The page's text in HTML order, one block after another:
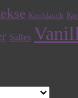
Knoblauch
Süßes